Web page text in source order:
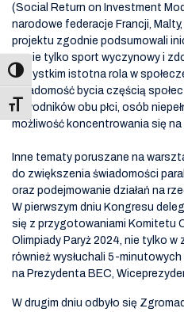
Toggle Font size
(Social Return on Investment
narodowe federacje Francji,
projektu zgodnie podsumowali
to nie tylko sport wyczynowy i
wszystkim istotna rola w
świadomość bycia częścią
zawodników obu płci, osób
możliwość koncentrowania się
Inne tematy poruszane na
do zwiększenia świadomości
oraz podejmowanie działań na
W pierwszym dniu Kongresu
się z przygotowaniami Komitetu
Olimpiady Paryż 2024, nie tylko w
również wysłuchali 5-
na Prezydenta BEC,
W drugim dniu odbyło się